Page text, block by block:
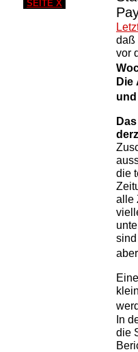
SEITE X
daß
vor
Die
die
alle
In
die